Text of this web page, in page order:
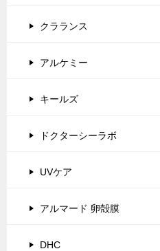
クラランス
アルケミー
キールズ
ドクターシーラボ
UVケア
アルマード 卵殻膜
DHC